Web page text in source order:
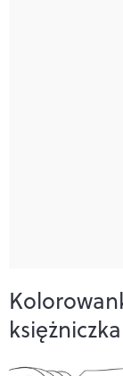
księżniczka